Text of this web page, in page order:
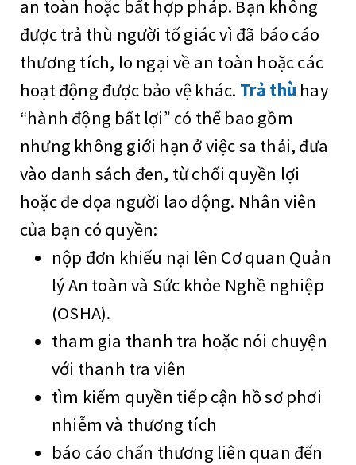
an toàn hoặc bất hợp pháp. Bạn không
được trả thù người tố giác vì đã báo cáo
thương tích, lo ngại về an toàn hoặc các
hoạt động được bảo vệ khác. Trả thù hay
“hành động bất lợi” có thể bao gồm
nhưng không giới hạn ở việc sa thải, đưa
vào danh sách đen, từ chối quyền lợi
hoặc đe dọa người lao động. Nhân viên
của bạn có quyền:
nộp đơn khiếu nại lên Cơ quan Quản
lý An toàn và Sức khỏe Nghề nghiệp
(OSHA).
tham gia thanh tra hoặc nói chuyện
với thanh tra viên
tìm kiếm quyền tiếp cận hồ sơ phơi
nhiễm và thương tích
báo cáo chấn thương liên quan đến